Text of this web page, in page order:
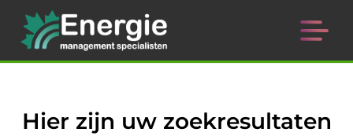
Hier zijn uw zoekresultaten